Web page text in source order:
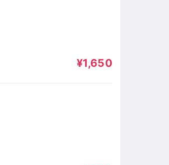
¥1,650